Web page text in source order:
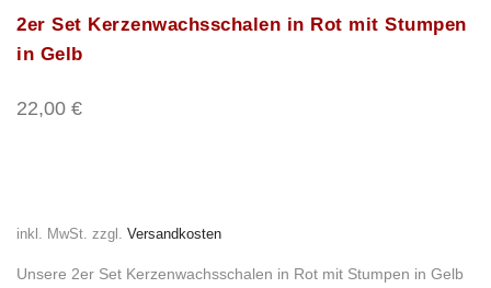
2er Set Kerzenwachsschalen in Rot mit Stumpen
in Gelb
22,00 €
inkl. MwSt. zzgl. Versandkosten
Unsere 2er Set Kerzenwachsschalen in Rot mit Stumpen in Gelb